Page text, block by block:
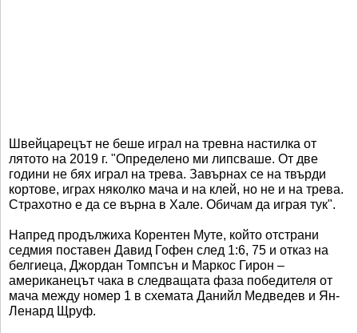
Швейцарецът не беше играл на тревна настилка от
лятото на 2019 г. "Определено ми липсваше. От две
години не бях играл на трева. Завърнах се на твърди
кортове, играх няколко мача и на клей, но не и на трева.
Страхотно е да се върна в Хале. Обичам да играя тук".
Напред продължиха Корентен Муте, който отстрани
седмия поставен Давид Гофен след 1:6, 75 и отказ на
белгиеца, Джордан Томпсън и Маркос Гирон –
американецът чака в следващата фаза победителя от
мача между номер 1 в схемата Данийл Медведев и Ян-
Ленард Щруф.